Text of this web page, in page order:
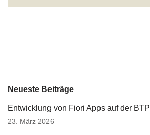
Neueste Beiträge
Entwicklung von Fiori Apps auf der BTP
23. März 2026